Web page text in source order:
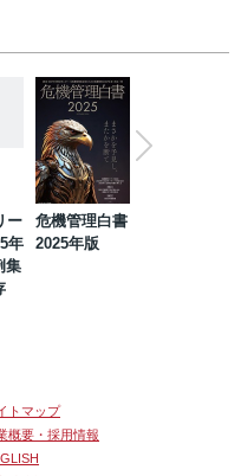
ー
年
集
危機管理白書
2025年版
トマップ
概要・採用情報